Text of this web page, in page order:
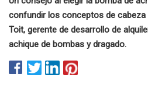
confundir los conceptos de cabeza
Toit, gerente de desarrollo de
achique de bombas y dragado.